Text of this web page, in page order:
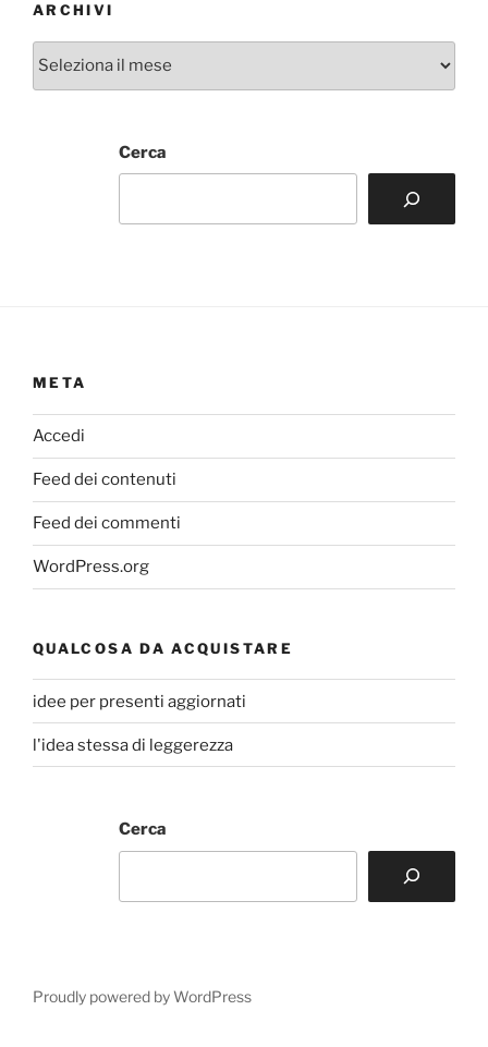
ARCHIVI
Archivi
Cerca
META
Accedi
Feed dei contenuti
Feed dei commenti
WordPress.org
QUALCOSA DA ACQUISTARE
idee per presenti aggiornati
l'idea stessa di leggerezza
Cerca
Proudly powered by WordPress